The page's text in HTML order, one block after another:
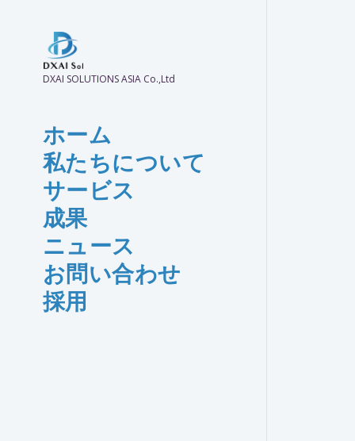
DXAI SOLUTIONS ASIA Co.,Ltd
ホーム
私たちについて
サービス
成果
ニュース
お問い合わせ
採用